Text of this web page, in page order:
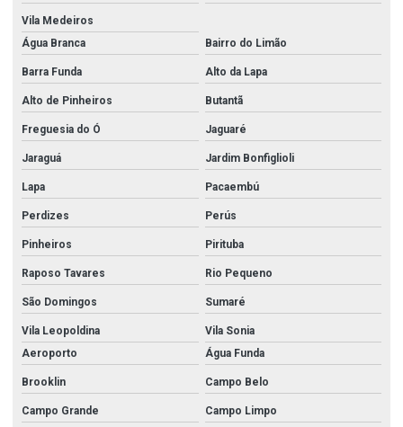
Vila Medeiros
Água Branca
Bairro do Limão
Barra Funda Alto da Lapa
Alto de Pinheiros Butantã
Freguesia do Ó Jaguaré
Jaraguá Jardim Bonfiglioli
Lapa Pacaembú
Perdizes Perús
Pinheiros Pirituba
Raposo Tavares Rio Pequeno
São Domingos Sumaré
Vila Leopoldina
Vila Sonia
Aeroporto
Água Funda
Brooklin Campo Belo
Campo Grande Campo Limpo